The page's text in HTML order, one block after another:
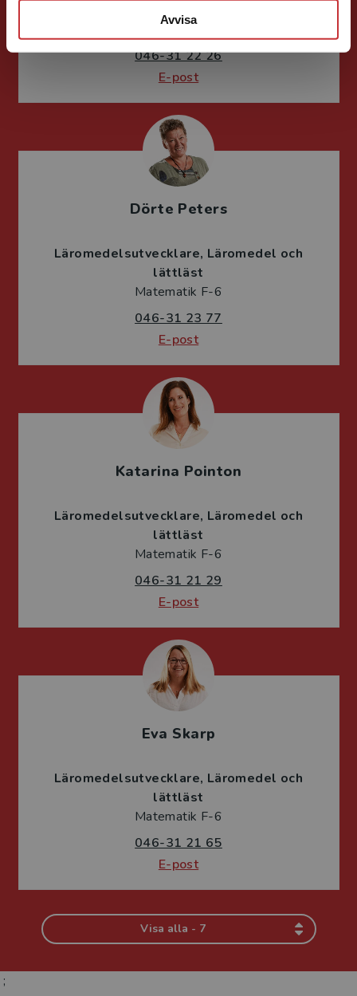
Avvisa
Matematik F-6
046-31 22 26
E-post
Dörte Peters
Läromedelsutvecklare Läromedel och
lättläst
Matematik F-6
046-31 23 77
E-post
Katarina Pointon
Läromedelsutvecklare Läromedel och
lättläst
Matematik F-6
046-31 21 29
E-post
Eva Skarp
Läromedelsutvecklare Läromedel och
lättläst
Matematik F-6
046-31 21 65
E-post
Visa alla - 7
;